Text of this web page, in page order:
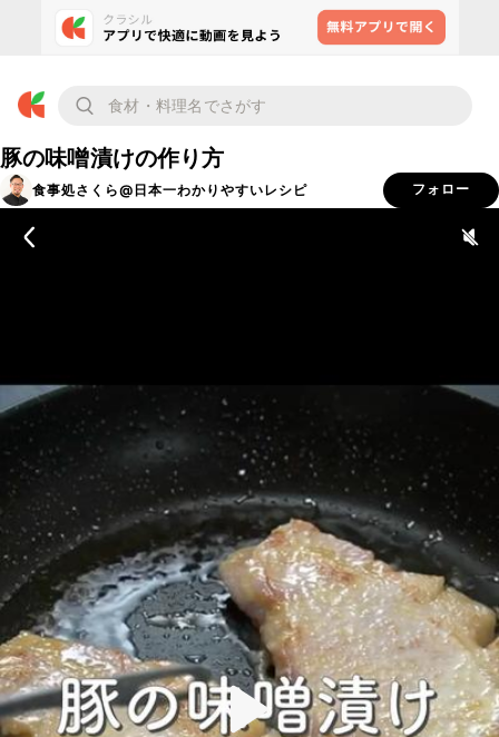
豚の味噌漬けの作り方
食事処さくら@日本一わかりやすいレシピ フォロー